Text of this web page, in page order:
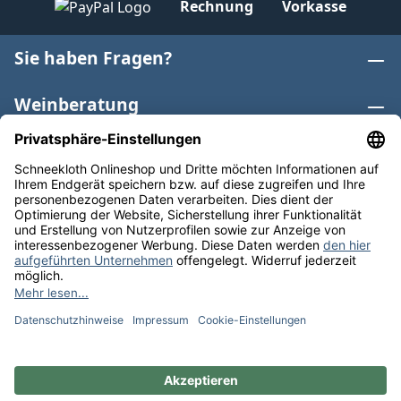
Rechnung Vorkasse
Sie haben Fragen?
Weinberatung
Informationen
Weinkategorien
Internationaler Wein
* Alle Preise inkl. gesetzl. Mehrwertsteuer zzgl.
anders angegeben. Bioprodukte im Bio-Kontrollverfahren
** Kostenfreie Lieferung ab 75 € Bestellwert in DE. Werktags